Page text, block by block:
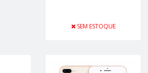
SEM ESTOQUE